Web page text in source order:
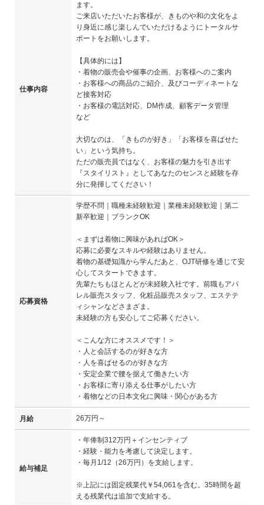
仕事内容
ます。
ご来店いただいたお客様が、きものや和の文化をよ
り身近に感じ楽しんでいただけるようにトータルサ
ポートをお願いします。
【具体的には】
・着物の販売会や催事の企画、お客様へのご案内
・お客様への商品のご紹介、及びコーディネートな
ど接客対応
・お客様の電話対応、DM作成、顧客データ管理
など
大切なのは、「きものが好き」「お客様を喜ばせた
い」という気持ち。
ただの販売員ではなく、お客様の魅力を引き出す
『スタイリスト』としてあなたのセンスと経験を存
分に発揮してください！
応募資格
学歴不問｜職種未経験歓迎｜業種未経験歓迎｜第二
新卒歓迎｜ブランクOK
＜まずは着物に興味があればOK＞
応募に必要なスキルや経験はありません。
着物の基礎知識から学んだあと、OJT研修を通じて安
心してスタートできます。
先輩たちもほとんどが未経験入社です。前職もアパ
レル販売スタッフ、化粧品販売スタッフ、エステテ
ィシャンなどさまざま。
未経験の方も安心してご応募ください。
＜こんな方にオススメです！＞
・人と会話するのが好きな方
・人を喜ばせるのが好きな方
・安定企業で腰を据えて働きたい方
・お客様に寄り添える仕事がしたい方
・着物などの日本文化に興味・関心がある方
月給 26万円～
給与補足
・年俸制312万円＋インセンティブ
・経験・能力を考慮して決定します。
・毎月1/12（26万円）を支給します。
※上記には固定残業代￥54,061を含む。35時間を超
える残業代は追加で支給する。